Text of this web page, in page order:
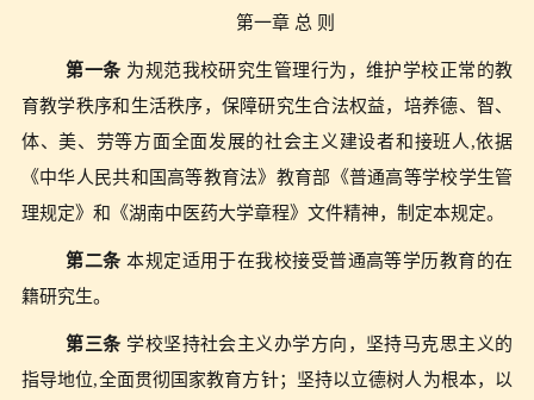
第一章 总 则
第一条为规范我校研究生管理行为，维护学校正常的教
育教学秩序和生活秩序，保障研究生合法权益，培养德、智、
体、美、劳等方面全面发展的社会主义建设者和接班人 ,依据
《中华人民共和国高等教育法》教育部《普通高等学校学生管
理规定》和《湖南中医药大学章程》文件精神，制定本规定。
第二条 本规定适用于在我校接受普通高等学历教育的在
籍研究生。
第三条学校坚持社会主义办学方向，坚持马克思主义的
指导地位,全面贯彻国家教育方针；坚持以立德树人为根本，以